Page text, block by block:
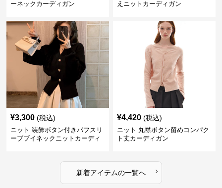
ーネックカーディガン えニットカーディガン
¥3,300 (税込)
ニット 装飾ボタン付きパフスリ
ーブブイネックニットカーディ
¥4,420 (税込)
ニット 丸襟ボタン留めコンパク
ト丈カーディガン
新着アイテムの一覧へ ›